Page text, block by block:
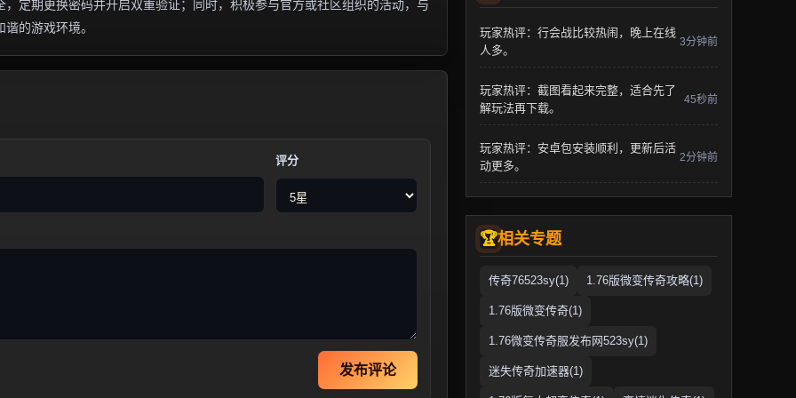
定期更换密码并开启双重验证；同时，积极参与官方或社区组织的活动，与
的游戏环境。
评分
发布评论
玩家热评：行会战比较热闹，晚上在线
人多。
3分钟前
玩家热评：截图看起来完整，适合先了
解玩法再下载。
45秒前
玩家热评：安卓包安装顺利，更新后活
动更多。
2分钟前
相关专题
传奇76523sy(1) 1.76版微变传奇攻略(1)
1.76版微变传奇(1)
1.76微变传奇服发布网523sy(1)
迷失传奇加速器(1)